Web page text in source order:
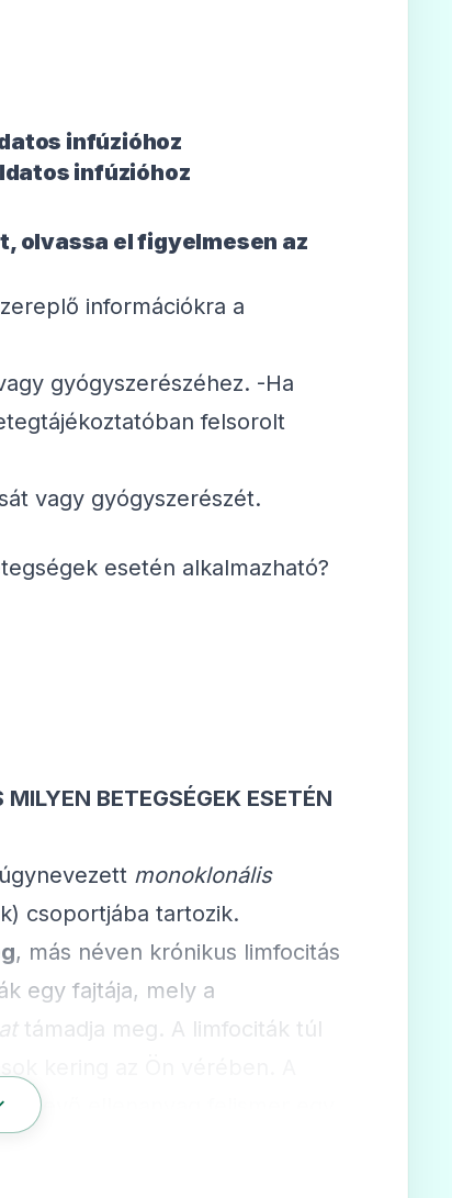
infúzióhoz
infúzióhoz
olvassa el figyelmesen az
információkra a
gyógyszerészéhez. -Ha
felsorolt
vagy gyógyszerészét.
esetén alkalmazható?
BETEGSÉGEK ESETÉN
monoklonális
csoportjába tartozik.
, más néven krónikus limfocitás
egy fajtája, mely a
támadja meg. A limfociták túl
levő ellenanyag felismer egy,